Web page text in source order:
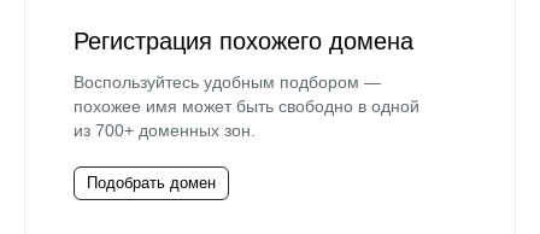
Регистрация похожего домена
Воспользуйтесь удобным подбором —
похожее имя может быть свободно в одной
из 700+ доменных зон.
Подобрать домен